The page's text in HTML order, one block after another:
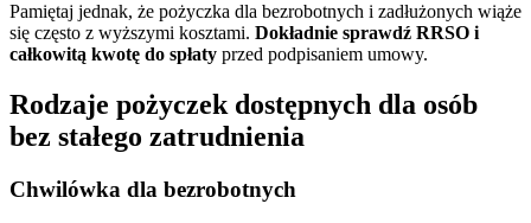
Pamiętaj jednak, że pożyczka dla bezrobotnych i zadłużonych wiąże
się często z wyższymi kosztami. Dokładnie sprawdź RRSO i
całkowitą kwotę do spłaty przed podpisaniem umowy.
Rodzaje pożyczek dostępnych dla osób
bez stałego zatrudnienia
Chwilówka dla bezrobotnych